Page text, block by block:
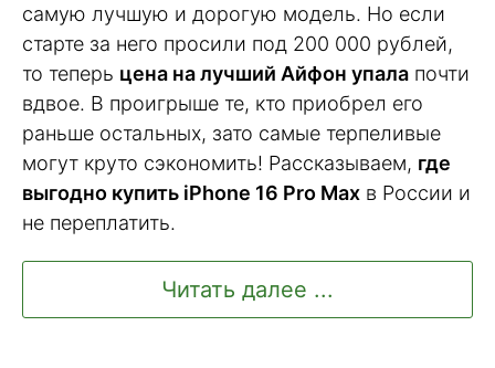
самую лучшую и дорогую модель. Но если
старте за него просили под 200 000 рублей,
то теперь цена на лучший Айфон упала почти
вдвое. В проигрыше те, кто приобрел его
раньше остальных, зато самые терпеливые
могут круто сэкономить! Рассказываем, где
выгодно купить iPhone 16 Pro Max в России и
не переплатить.
Читать далее ...